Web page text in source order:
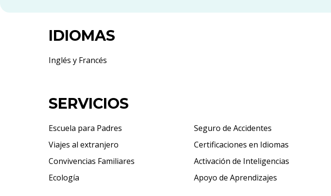
IDIOMAS
Inglés y Francés
SERVICIOS
Escuela para Padres Seguro de Accidentes
Viajes al extranjero
Certificaciones en Idiomas
Convivencias Familiares
Activación de Inteligencias
Ecología
Apoyo de Aprendizajes